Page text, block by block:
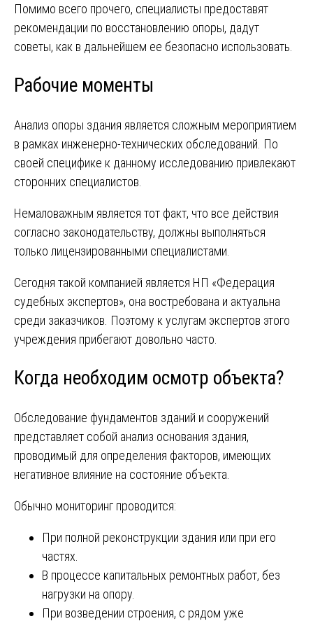
Помимо всего прочего, специалисты предоставят
рекомендации по восстановлению опоры, дадут
советы, как в дальнейшем ее безопасно использовать.
Рабочие моменты
Анализ опоры здания является сложным мероприятием
в рамках инженерно-технических обследований. По
своей специфике к данному исследованию привлекают
сторонних специалистов.
Немаловажным является тот факт, что все действия
согласно законодательству, должны выполняться
только лицензированными специалистами.
Сегодня такой компанией является НП «Федерация
судебных экспертов», она востребована и актуальна
среди заказчиков. Поэтому к услугам экспертов этого
учреждения прибегают довольно часто.
Когда необходим осмотр объекта?
Обследование фундаментов зданий и сооружений
представляет собой анализ основания здания,
проводимый для определения факторов, имеющих
негативное влияние на состояние объекта.
Обычно мониторинг проводится:
При полной реконструкции здания или при его
частях.
В процессе капитальных ремонтных работ, без
нагрузки на опору.
При возведении строения, с рядом уже